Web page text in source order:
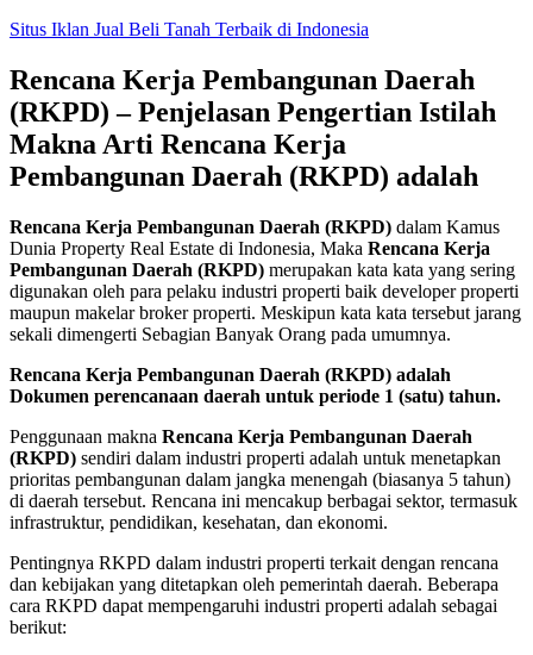
Skip
content
Situs Iklan Jual Beli Tanah Terbaik di Indonesia
Rencana Kerja Pembangunan Daerah
(RKPD) – Penjelasan Pengertian Istilah
Makna Arti Rencana Kerja
Pembangunan Daerah (RKPD) adalah
Rencana Kerja Pembangunan Daerah (RKPD) dalam Kamus
Dunia Property Real Estate di Indonesia, Maka Rencana Kerja
Pembangunan Daerah (RKPD) merupakan kata kata yang sering
digunakan oleh para pelaku industri properti baik developer properti
maupun makelar broker properti. Meskipun kata kata tersebut jarang
sekali dimengerti Sebagian Banyak Orang pada umumnya.
Rencana Kerja Pembangunan Daerah (RKPD) adalah
Dokumen perencanaan daerah untuk periode 1 (satu) tahun.
Penggunaan makna Rencana Kerja Pembangunan Daerah
(RKPD) sendiri dalam industri properti adalah untuk menetapkan
prioritas pembangunan dalam jangka menengah (biasanya 5 tahun)
di daerah tersebut. Rencana ini mencakup berbagai sektor, termasuk
infrastruktur, pendidikan, kesehatan, dan ekonomi.
Pentingnya RKPD dalam industri properti terkait dengan rencana
dan kebijakan yang ditetapkan oleh pemerintah daerah. Beberapa
cara RKPD dapat mempengaruhi industri properti adalah sebagai
berikut: